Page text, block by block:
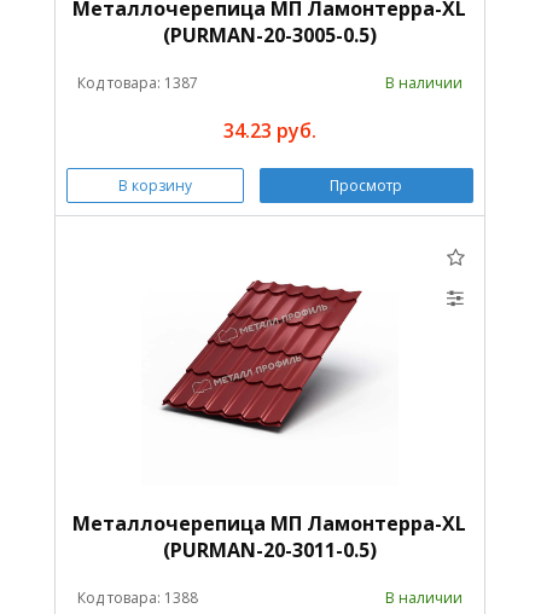
Металлочерепица МП Ламонтерра-XL
(PURMAN-20-3005-0.5)
Код товара: 1387 В наличии
34.23 руб.
В корзину Просмотр
Металлочерепица МП Ламонтерра-XL
(PURMAN-20-3011-0.5)
Код товара: 1388 В наличии